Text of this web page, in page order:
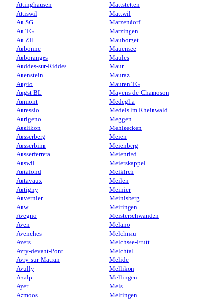
Attinghausen
Attiswil
Au SG
Au TG
Au ZH
Aubonne
Auboranges
Auddes-sur-Riddes
Auenstein
Augio
Augst BL
Aumont
Auressio
Aurigeno
Auslikon
Ausserberg
Ausserbinn
Ausserferrera
Auswil
Autafond
Autavaux
Autigny
Auvernier
Auw
Avegno
Aven
Avenches
Avers
Avry-devant-Pont
Avry-sur-Matran
Avully
Axalp
Ayer
Azmoos
Mattstetten
Mattwil
Matzendorf
Matzingen
Mauborget
Mauensee
Maules
Maur
Mauraz
Mauren TG
Mayens-de-Chamoson
Medeglia
Medels im Rheinwald
Meggen
Mehlsecken
Meien
Meienberg
Meienried
Meierskappel
Meikirch
Meilen
Meinier
Meinisberg
Meiringen
Meisterschwanden
Melano
Melchnau
Melchsee-Frutt
Melchtal
Melide
Mellikon
Mellingen
Mels
Meltingen